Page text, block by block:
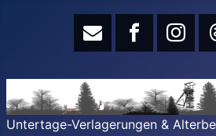
Untertage-Verlagerungen &